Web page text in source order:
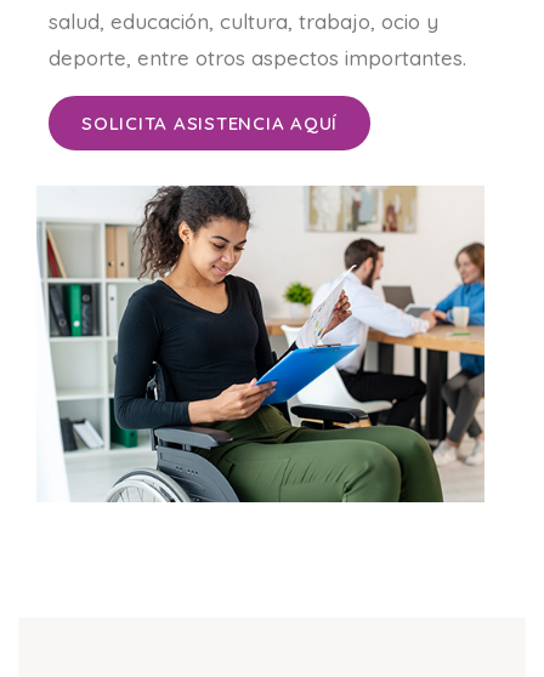
salud, educación, cultura, trabajo, ocio y
deporte, entre otros aspectos importantes.
SOLICITA ASISTENCIA AQUÍ